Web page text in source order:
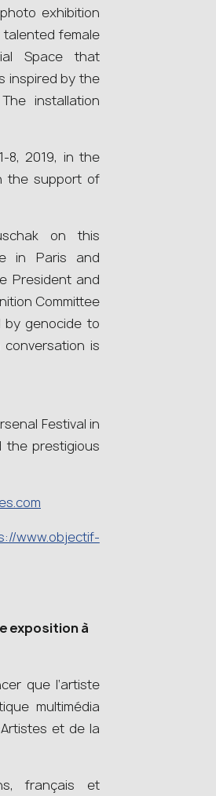
exhibition
female
Space that
inspired by the
installation
8, 2019, in the
the support of
on this
in Paris and
President and
Committee
by genocide to
is
Festival in
the prestigious
www.objectif-
exposition à
que l’artiste
multimédia
et de la
français et